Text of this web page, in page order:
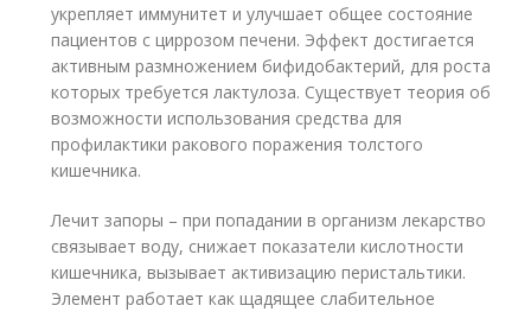
укрепляет иммунитет и улучшает общее состояние
пациентов с циррозом печени. Эффект достигается
активным размножением бифидобактерий, для роста
которых требуется лактулоза. Существует теория об
возможности использования средства для
профилактики ракового поражения толстого
кишечника.
Лечит запоры – при попадании в организм лекарство
связывает воду, снижает показатели кислотности
кишечника, вызывает активизацию перистальтики.
Элемент работает как щадящее слабительное